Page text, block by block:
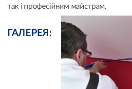
так і професійним майстрам.
ГАЛЕРЕЯ: